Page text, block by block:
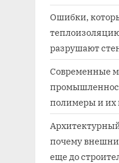
Ошибки,
разрушают
Современные
полимеры и
почему
еще до